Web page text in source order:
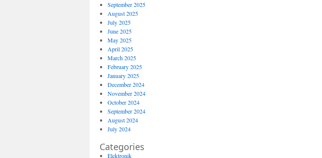
September 2025
August 2025
July 2025
June 2025
May 2025
April 2025
March 2025
February 2025
January 2025
December 2024
November 2024
October 2024
September 2024
August 2024
July 2024
Categories
Elektronik